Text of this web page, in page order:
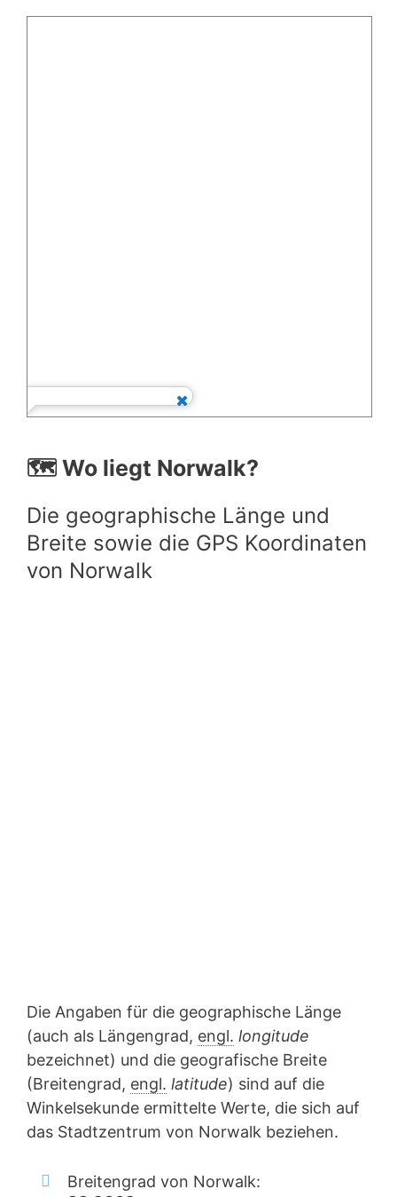
🗺️ Wo liegt Norwalk?
Die geographische Länge und
Breite sowie die GPS Koordinaten
von Norwalk
Die Angaben für die geographische Länge
(auch als Längengrad, engl. longitude
bezeichnet) und die geografische Breite
(Breitengrad, engl. latitude) sind auf die
Winkelsekunde ermittelte Werte, die sich auf
das Stadtzentrum von Norwalk beziehen.
Breitengrad von Norwalk: